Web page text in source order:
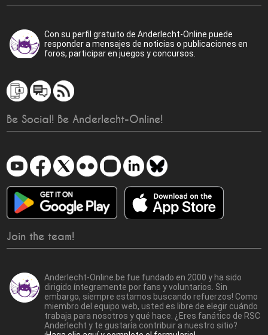
Con su perfil gratuito de Anderlecht-Online puede
responder a mensajes de noticias o publicaciones en
foros, participar en juegos y concursos.
Be Social! Be Anderlecht-Online!
Join the team!
Anderlecht-Online.be fue fundado en 2000 y ha sido
dirigido íntegramente por fans y voluntarios. Sin
embargo, siempre estamos buscando refuerzos! Como
miembro del equipo web, usted es libre de elegir cuándo
trabaja para nosotros y qué hace. ¿Eres fanático de RSC
Anderlecht y te gustaría contribuir a nuestro sitio?